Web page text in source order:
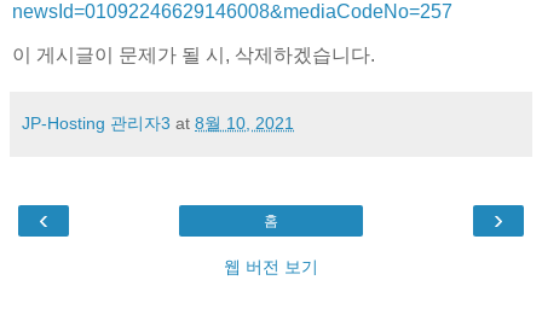
newsId=01092246629146008&mediaCodeNo=257
이 게시글이 문제가 될 시, 삭제하겠습니다.
JP-Hosting 관리자3 at 8월 10, 2021
‹ ›
홈
웹 버전 보기